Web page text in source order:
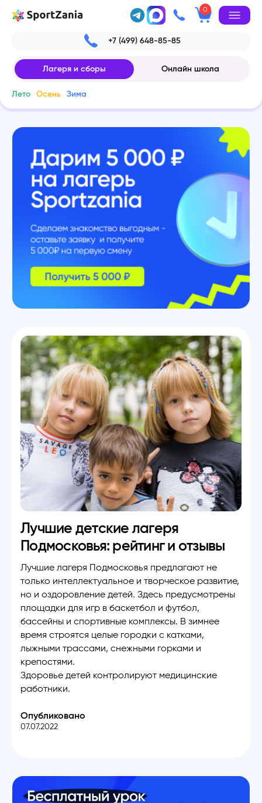
0
+7 (499) 648-85-85
Лагеря и сборы Онлайн школа
Лето Осень Зима
Лучшие детские лагеря
Подмосковья: рейтинг и отзывы
Лучшие лагеря Подмосковья предлагают не
только интеллектуальное и творческое развитие,
но и оздоровление детей. Здесь предусмотрены
площадки для игр в баскетбол и футбол,
бассейны и спортивные комплексы. В зимнее
время строятся целые городки с катками,
лыжными трассами, снежными горками и
крепостями.
Здоровье детей контролируют медицинские
работники.
Опубликовано
07.07.2022